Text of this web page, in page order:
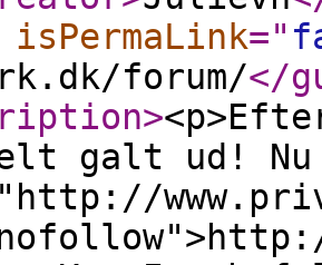
isPermaLink="
forum/</
>
galt ud! Nu